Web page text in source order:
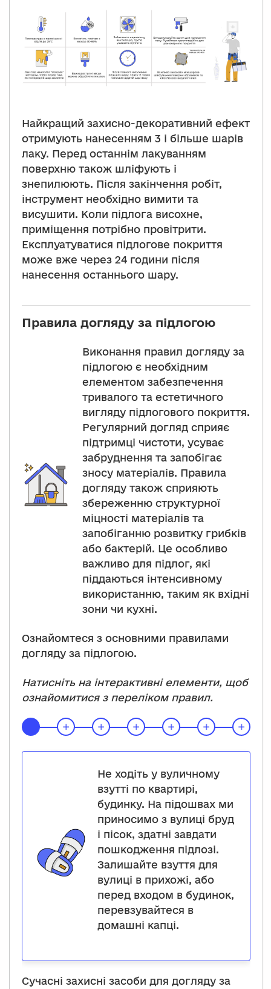
Найкращий захисно-декоративний ефект
отримують нанесенням 3 і більше шарів
лаку. Перед останнім лакуванням
поверхню також шліфують і
знепилюють. Після закінчення робіт,
інструмент необхідно вимити та
висушити. Коли підлога висохне,
приміщення потрібно провітрити.
Експлуатуватися підлогове покриття
може вже через 24 години після
нанесення останнього шару.
Правила догляду за підлогою
Виконання правил догляду за
підлогою є необхідним
елементом забезпечення
тривалого та естетичного
вигляду підлогового покриття.
Регулярний догляд сприяє
підтримці чистоти, усуває
забруднення та запобігає
зносу матеріалів. Правила
догляду також сприяють
збереженню структурної
міцності матеріалів та
запобіганню розвитку грибків
або бактерій. Це особливо
важливо для підлог, які
піддаються інтенсивному
використанню, таким як вхідні
зони чи кухні.
Ознайомтеся з основними правилами
догляду за підлогою.
Натисніть на інтерактивні елементи, щоб
ознайомитися з переліком правил.
Не ходіть у вуличному
взутті по квартирі,
будинку. На підошвах ми
приносимо з вулиці бруд
і пісок, здатні завдати
пошкодження підлозі.
Залишайте взуття для
вулиці в прихожі, або
перед входом в будинок,
перевзувайтеся в
домашні капці.
Сучасні захисні засоби для догляду за